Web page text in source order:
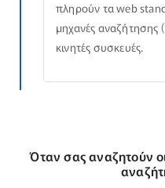
πληρούν τα web
μηχανές αναζήτησης
κινητές συσκευές.
Όταν σας αναζητούν